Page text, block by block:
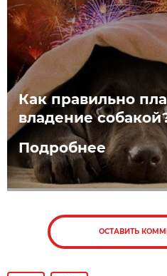
Как правильно
владение
Подробнее
ОСТАВИТЬ